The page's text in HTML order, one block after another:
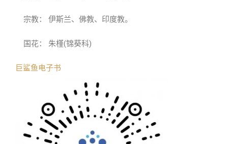
宗教： 伊斯兰、佛教、印度教。
国花： 朱槿(锦葵科)
巨鲨鱼电子书